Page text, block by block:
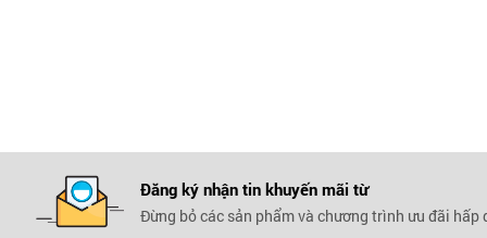
Đăng ký nhận tin khuyến mãitừ
Đừng bỏ các sản phẩm và chương trình ưu đãi hấp